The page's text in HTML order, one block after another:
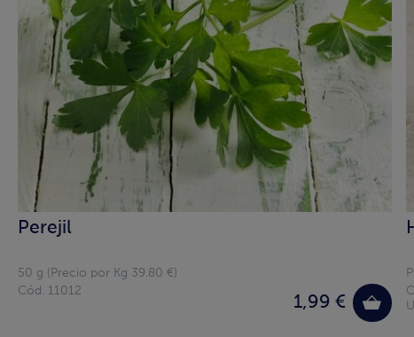
Perejil
50 g (Precio por Kg 39.80 €)
1,99 €
Cód. 11012